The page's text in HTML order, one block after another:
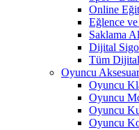
Online
Eğlence
Saklama
Dijital
Tüm
Oyuncu
Oyuncu
Oyuncu
Oyuncu
Oyuncu